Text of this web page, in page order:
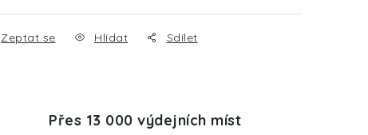
Zeptat se Hlídat Sdílet
Přes 13 000 výdejních míst